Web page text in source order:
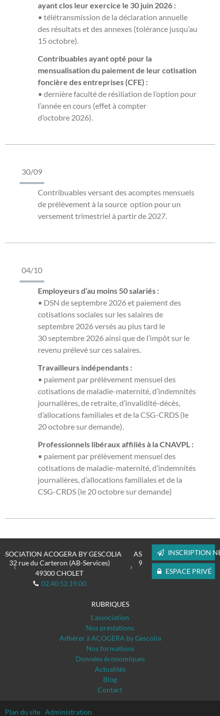
ayant clos leur exercice le 30 juin 2026 :
• télétransmission de la déclaration annuelle
des résultats et des annexes (tolérance jusqu’au
15 octobre).
Contribuables ayant opté pour la
mensualisation du paiement de leur cotisation
foncière des entreprises (CFE) :
• dernière faculté de résiliation de l’option pour
l’année en cours (effet à compter
d’octobre 2026).
30/09
Contribuables versant des acomptes mensuels
de prélèvement à la source option pour un
versement trimestriel à partir de 2027.
04/10
Employeurs d’au moins 50 salariés :
• DSN de septembre 2026 et paiement des
cotisations sociales sur les salaires de
septembre 2026 versés au plus tard le
30 septembre 2026 ainsi que de l’impôt sur le
revenu prélevé sur ces salaires.
Travailleurs indépendants :
• paiement par prélèvement mensuel des
cotisations de maladie-maternité, d’indemnités
journalières, de retraite, d’invalidité-décès,
d’allocations familiales et de la CSG-CRDS (le
20 octobre sur demande).
Professionnels libéraux affiliés à la CNAVPL :
• paiement par prélèvement mensuel des
cotisations de maladie-maternité, d’indemnités
journalières, d’allocations familiales et de la
CSG-CRDS (le 20 octobre sur demande)
ASSOCIATION ACOGERA BY GESCOLIA
93 boulevard Louis Blanc (Campanile)
85000LA ROCHE-SUR-YON
02.40.52.19.00
Previous Next INSCRIPTION
ESPACE PRIVÉ
RUBRIQUES
L'association
Nos prestations
Adhérer à ACOGERA by Gescolia
Nos formations
Données économiques
Actualités
Blog
Contact
Plan du site Administration